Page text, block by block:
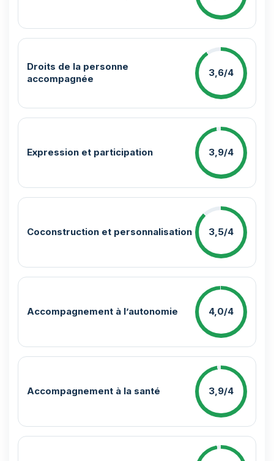
Droits de la personne
accompagnée
3,6/4
Expression et participation 3,9/4
Coconstruction et personnalisation 3,5/4
Accompagnement à l’autonomie 4,0/4
Accompagnement à la santé 3,9/4